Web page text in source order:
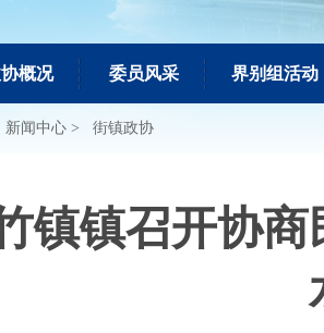
概况 委员风采 界别组活动
新闻中心 > 街镇政协
镇镇召开协